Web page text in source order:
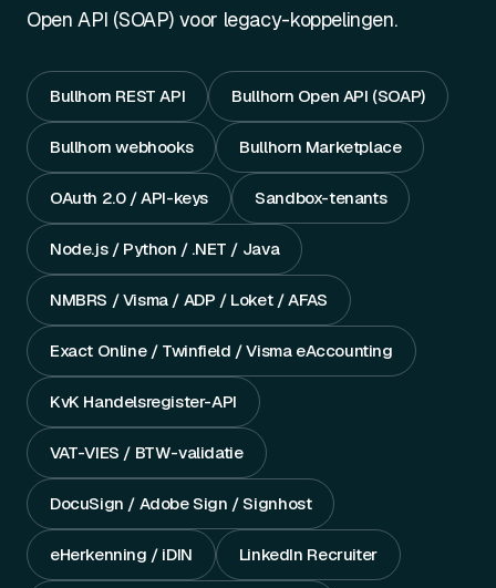
Open API (SOAP) voor legacy-koppelingen.
Bullhorn REST API Bullhorn Open API (SOAP)
Bullhorn webhooks Bullhorn Marketplace
OAuth 2.0 / API-keys Sandbox-tenants
Node.js / Python / .NET / Java
NMBRS / Visma / ADP / Loket / AFAS
Exact Online / Twinfield / Visma eAccounting
KvK Handelsregister-API
VAT-VIES / BTW-validatie
DocuSign / Adobe Sign / Signhost
eHerkenning / iDIN LinkedIn Recruiter